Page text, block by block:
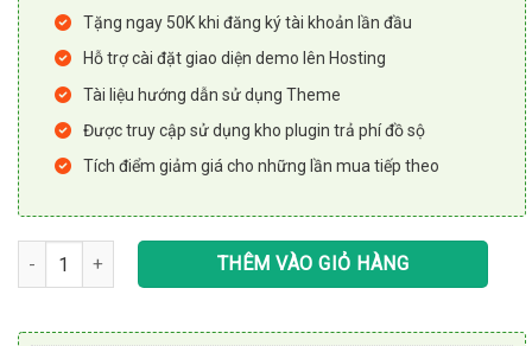
Tặng ngay 50K khi đăng ký tài khoản lần đầu
Hỗ trợ cài đặt giao diện demo lên Hosting
Tài liệu hướng dẫn sử dụng Theme
Được truy cập sử dụng kho plugin trả phí đồ sộ
Tích điểm giảm giá cho những lần mua tiếp theo
Theme wordpress bất động sản 04 số lượng
THÊM VÀO GIỎ HÀNG